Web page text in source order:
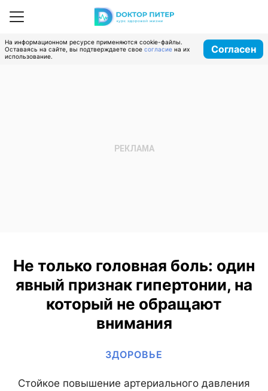
На информационном ресурсе применяются cookie-файлы.
Оставаясь на сайте, вы подтверждаете свое согласие на их
использование.
Согласен
Не только головная боль: один
явный признак гипертонии, на
который не обращают
внимания
ЗДОРОВЬЕ
Стойкое повышение артериального давления